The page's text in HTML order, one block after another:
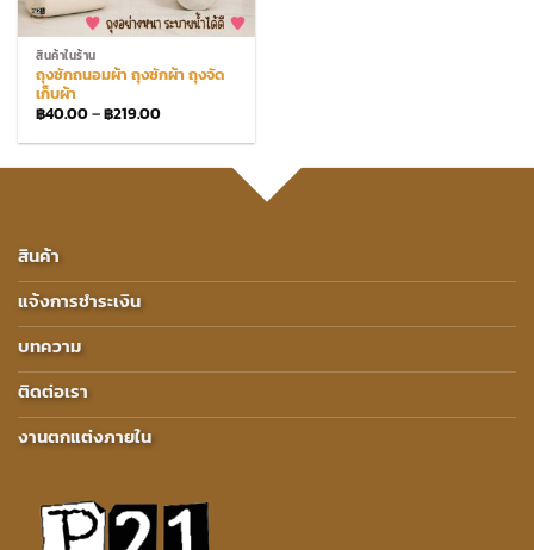
สินค้าในร้าน
ถุงซักถนอมผ้า ถุงซักผ้า ถุงจัด
เก็บผ้า
฿40.00–฿219.00Price
฿40.00
฿219.00
สินค้า
แจ้งการชำระเงิน
บทความ
ติดต่อเรา
งานตกแต่งภายใน